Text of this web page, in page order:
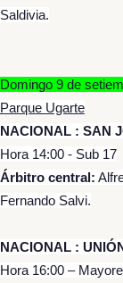
Saldivia.
Domingo 9 de
Parque Ugarte
NACIONAL : SAN
Hora 14:00 - Sub 17
Árbitro central:
Fernando Salvi.
NACIONAL :
Hora 16:00 –